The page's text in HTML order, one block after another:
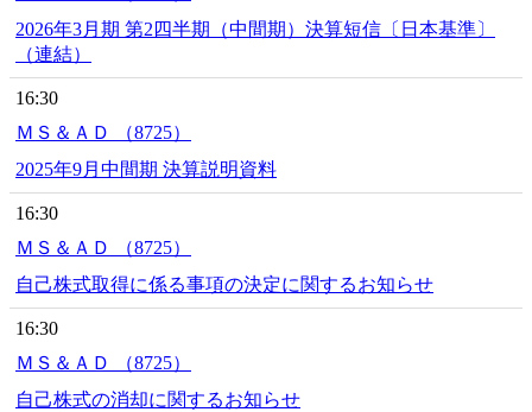
2026年3月期 第2四半期（中間期）決算短信〔日本基準〕
（連結）
16:30
ＭＳ＆ＡＤ （8725）
2025年9月中間期 決算説明資料
16:30
ＭＳ＆ＡＤ （8725）
自己株式取得に係る事項の決定に関するお知らせ
16:30
ＭＳ＆ＡＤ （8725）
自己株式の消却に関するお知らせ